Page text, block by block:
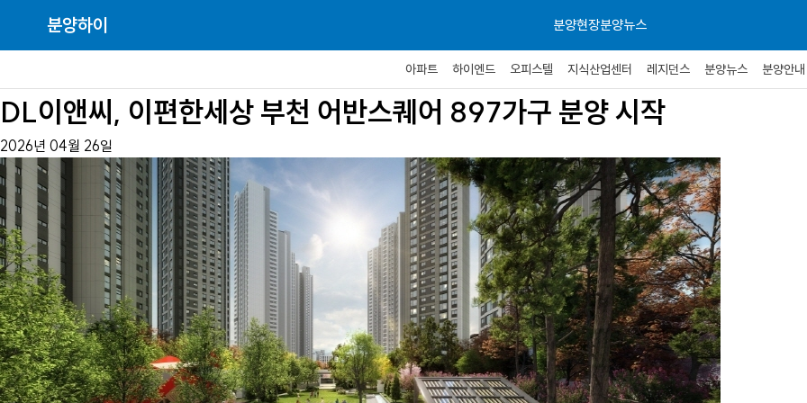
분양하이 분양현장분양뉴스
아파트 하이엔드 오피스텔 지식산업센터 레지던스 분양뉴스 분양안내
DL이앤씨, 이편한세상 부천 어반스퀘어 897가구 분양 시작
2026년 04월 26일